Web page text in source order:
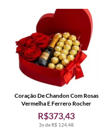
3x de R$ 124,48
R$373,43
Coração De Chandon Com Rosas
Vermelha E Ferrero Rocher